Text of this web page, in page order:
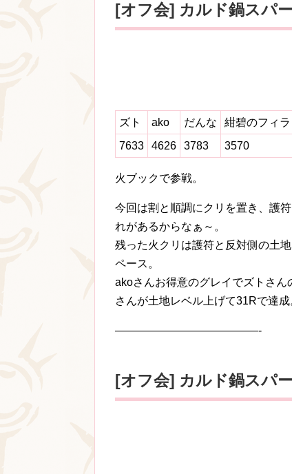
[オフ会] カルド鍋スパ
ズト ako だんな
紺碧のフィラ
7633
4626 3783 3570
火ブックで参戦。
今回は割と順調にクリを置き、護
れがあるからなぁ～。
残った火クリは護符と反対側の土
ペース。
akoさんお得意のグレイでズトさん
さんが土地レベル上げて31Rで達成
—————————————-
[オフ会] カルド鍋スパ